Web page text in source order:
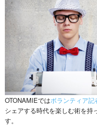
OTONAMIEではボランティア記
シェアする時代を楽しむ術を持
す。